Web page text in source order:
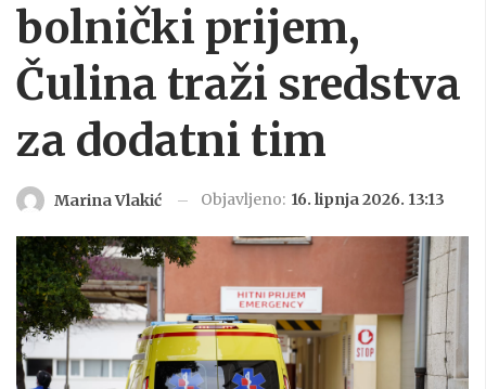
bolnički prijem,
Čulina traži sredstva
za dodatni tim
Marina Vlakić Objavljeno: 16. lipnja 2026. 13:13